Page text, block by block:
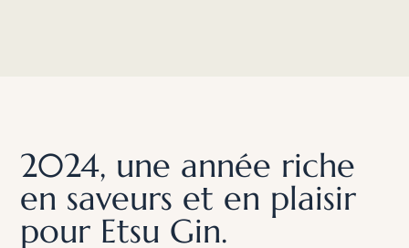
2024, une année riche
en saveurs et en plaisir
pour Etsu Gin.